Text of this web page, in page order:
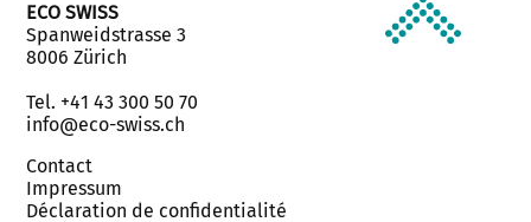
ECO SWISS
Spanweidstrasse 3
8006 Zürich
Tel. +41 43 300 50 70
info@eco-swiss.ch
Contact
Impressum
Déclaration de confidentialité